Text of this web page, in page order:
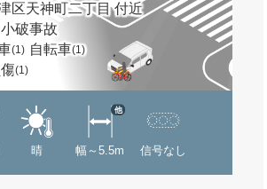
区天神町二丁目 付近
破事故
(1) 自転車(1)
(1)
晴 幅～5.5m
他
信号なし